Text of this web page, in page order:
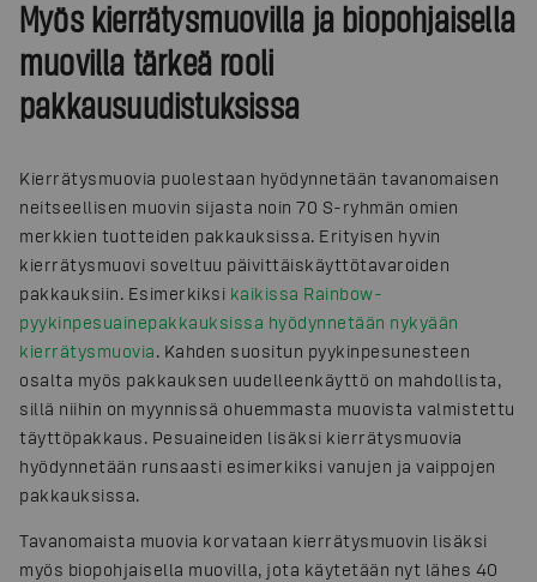
Myös kierrätysmuovilla ja biopohjaisella
muovilla tärkeä rooli
pakkausuudistuksissa
Kierrätysmuovia puolestaan hyödynnetään tavanomaisen
neitseellisen muovin sijasta noin 70 S-ryhmän omien
merkkien tuotteiden pakkauksissa. Erityisen hyvin
kierrätysmuovi soveltuu päivittäiskäyttötavaroiden
pakkauksiin. Esimerkiksi kaikissa Rainbow-
pyykinpesuainepakkauksissa hyödynnetään nykyään
kierrätysmuovia. Kahden suositun pyykinpesunesteen
osalta myös pakkauksen uudelleenkäyttö on mahdollista,
sillä niihin on myynnissä ohuemmasta muovista valmistettu
täyttöpakkaus. Pesuaineiden lisäksi kierrätysmuovia
hyödynnetään runsaasti esimerkiksi vanujen ja vaippojen
pakkauksissa.
Tavanomaista muovia korvataan kierrätysmuovin lisäksi
myös biopohjaisella muovilla, jota käytetään nyt lähes 40